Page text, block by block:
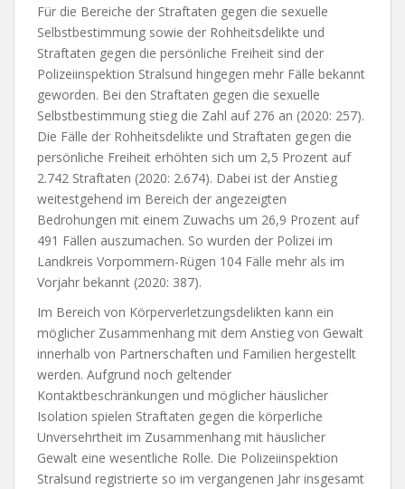
Für die Bereiche der Straftaten gegen die sexuelle
Selbstbestimmung sowie der Rohheitsdelikte und
Straftaten gegen die persönliche Freiheit sind der
Polizeiinspektion Stralsund hingegen mehr Fälle bekannt
geworden. Bei den Straftaten gegen die sexuelle
Selbstbestimmung stieg die Zahl auf 276 an (2020: 257).
Die Fälle der Rohheitsdelikte und Straftaten gegen die
persönliche Freiheit erhöhten sich um 2,5 Prozent auf
2.742 Straftaten (2020: 2.674). Dabei ist der Anstieg
weitestgehend im Bereich der angezeigten
Bedrohungen mit einem Zuwachs um 26,9 Prozent auf
491 Fällen auszumachen. So wurden der Polizei im
Landkreis Vorpommern-Rügen 104 Fälle mehr als im
Vorjahr bekannt (2020: 387).
Im Bereich von Körperverletzungsdelikten kann ein
möglicher Zusammenhang mit dem Anstieg von Gewalt
innerhalb von Partnerschaften und Familien hergestellt
werden. Aufgrund noch geltender
Kontaktbeschränkungen und möglicher häuslicher
Isolation spielen Straftaten gegen die körperliche
Unversehrtheit im Zusammenhang mit häuslicher
Gewalt eine wesentliche Rolle. Die Polizeiinspektion
Stralsund registrierte so im vergangenen Jahr insgesamt